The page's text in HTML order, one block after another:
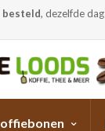
besteld, dezelfde dag